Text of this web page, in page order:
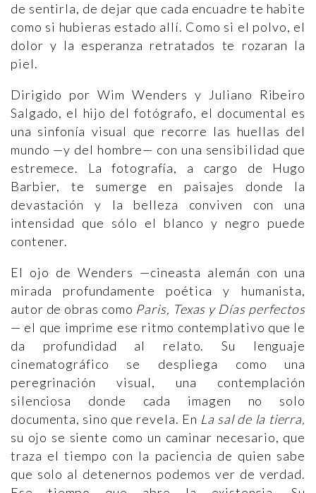
de sentirla, de dejar que cada encuadre te habite
como si hubieras estado allí. Como si el polvo, el
dolor y la esperanza retratados te rozaran la
piel.
Dirigido por Wim Wenders y Juliano Ribeiro
Salgado, el hijo del fotógrafo, el documental es
una sinfonía visual que recorre las huellas del
mundo —y del hombre— con una sensibilidad que
estremece. La fotografía, a cargo de Hugo
Barbier, te sumerge en paisajes donde la
devastación y la belleza conviven con una
intensidad que sólo el blanco y negro puede
contener.
El ojo de Wenders —cineasta alemán con una
mirada profundamente poética y humanista,
autor de obras como Paris, Texas y Días perfectos
— el que imprime ese ritmo contemplativo que le
da profundidad al relato. Su lenguaje
cinematográfico se despliega como una
peregrinación visual, una contemplación
silenciosa donde cada imagen no solo
documenta, sino que revela. En La sal de la tierra,
su ojo se siente como un caminar necesario, que
traza el tiempo con la paciencia de quien sabe
que solo al detenernos podemos ver de verdad.